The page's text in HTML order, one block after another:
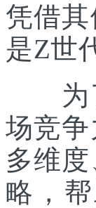
凭借
是Z世
为了
场竞
多维
略，